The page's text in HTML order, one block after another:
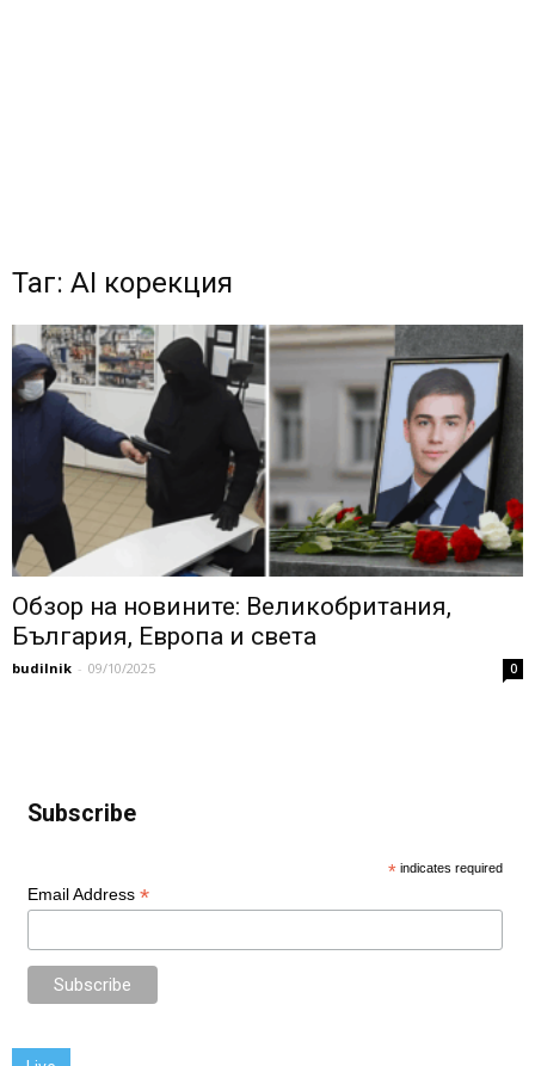
Таг: AI корекция
Обзор на новините: Великобритания,
България, Европа и света
budilnik - 09/10/2025 0
Subscribe
* indicates required
Email Address *